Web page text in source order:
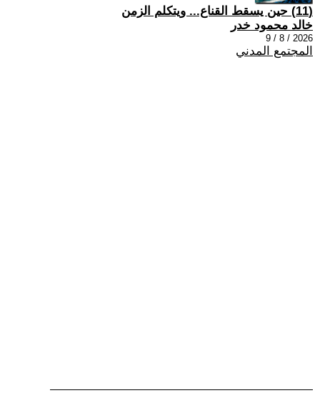
(11) حين يسقط القناع... ويتكلم الزمن
خالد محمود خدر
2026 / 8 / 9
المجتمع المدني